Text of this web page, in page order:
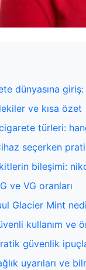
dünyasına
ve kısa özet
türleri:
seçerken
bileşimi:
ve VG oranları
Glacier Mint
kullanım ve
güvenlik
uyarıları ve